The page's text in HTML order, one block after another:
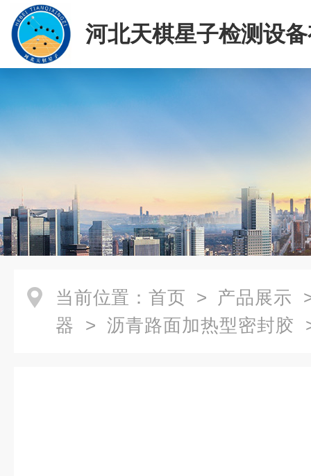
河北天棋星子检测设
司
当前位置： 首页 > 产品展示
器 > 沥青路面加热型密封胶